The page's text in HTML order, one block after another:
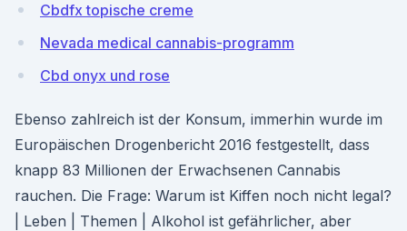
Cbdfx topische creme
Nevada medical cannabis-programm
Cbd onyx und rose
Ebenso zahlreich ist der Konsum, immerhin wurde im
Europäischen Drogenbericht 2016 festgestellt, dass
knapp 83 Millionen der Erwachsenen Cannabis
rauchen. Die Frage: Warum ist Kiffen noch nicht legal?
| Leben | Themen | Alkohol ist gefährlicher, aber